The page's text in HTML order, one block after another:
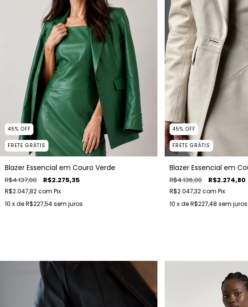
45% OFF
FRETE GRÁTIS
Blazer Essencial em Couro Verde
R$4.137,00 R$2.275,35
R$2.047,82com Pix
10 x deR$227,54sem juros
45% OFF
FRETE GRÁTIS
Blazer Essencial em
R$4.136,00 R$2.274,80
R$2.047,32com Pix
10 x deR$227,48 sem juros